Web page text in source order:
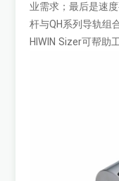
业需求；最后是速
杆与QH系列导轨组
HIWIN Sizer可帮助